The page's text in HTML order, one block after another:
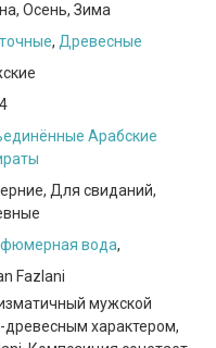
Осень, Зима
, Древесные
Арабские
Для свиданий,
вода,
Fazlani
мужской
характером,